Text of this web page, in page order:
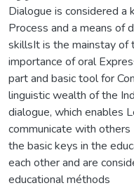
Dialogue is considered a
Process and a means of
skillsIt is the mainstay of
importance of oral
part and basic tool for
linguistic wealth of the
dialogue, which enables
communicate with
the basic keys in the
each other and are
educational méthods